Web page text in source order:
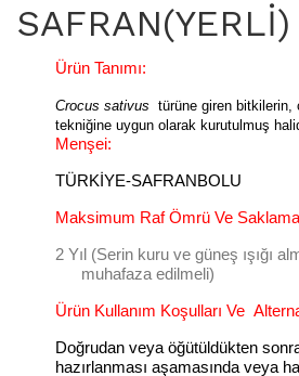
SAFRAN(YERLİ)
Ürün Tanımı:
Crocus sativus türüne giren bitkilerin,
tekniğine uygun olarak kurutulmuş
Menşei:
TÜRKİYE-SAFRANBOLU
Maksimum Raf Ömrü Ve
2 Yıl (Serin kuru ve güneş ışığı
muhafaza edilmeli)
Ürün Kullanım Koşulları Ve
Doğrudan veya öğütüldükten
hazırlanması aşamasında veya